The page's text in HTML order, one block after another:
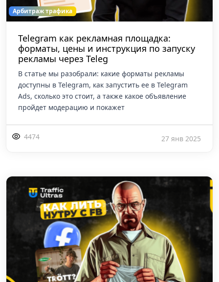
Арбитраж трафика
Telegram как рекламная площадка:
форматы, цены и инструкция по запуску
рекламы через Teleg
В статье мы разобрали: какие форматы рекламы
доступны в Telegram, как запустить ее в Telegram
Ads, сколько это стоит, а также какое объявление
пройдет модерацию и покажет
4474 27 янв 2025